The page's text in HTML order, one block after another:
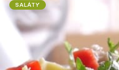
SALÁTY